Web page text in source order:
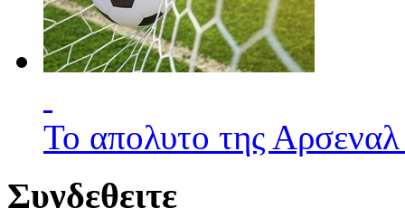
Το απολυτο της
Συνδεθειτε